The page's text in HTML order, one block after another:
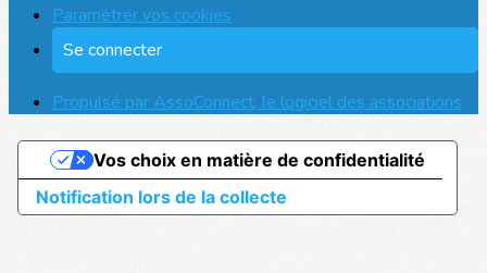
Paramétrer vos cookies
Se connecter
Propulsé par AssoConnect, le logiciel des associations
Notification lors de la collecte
Vos choix en matière de confidentialité